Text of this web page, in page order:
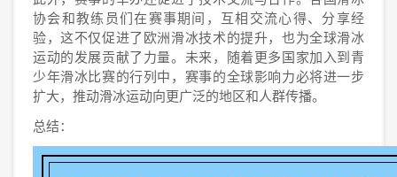
协会和教练员们在赛事期间，互相交流心得、分享经
验，这不仅促进了欧洲滑冰技术的提升，也为全球滑冰
运动的发展贡献了力量。未来，随着更多国家加入到青
少年滑冰比赛的行列中，赛事的全球影响力必将进一步
扩大，推动滑冰运动向更广泛的地区和人群传播。
总结：